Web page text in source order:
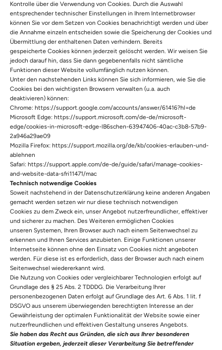
Kontrolle über die Verwendung von Cookies. Durch die Auswahl
entsprechender technischer Einstellungen in Ihrem Internetbrowser
können Sie vor dem Setzen von Cookies benachrichtigt werden und über
die Annahme einzeln entscheiden sowie die Speicherung der Cookies und
Übermittlung der enthaltenen Daten verhindern. Bereits
gespeicherte Cookies können jederzeit gelöscht werden. Wir weisen Sie
jedoch darauf hin, dass Sie dann gegebenenfalls nicht sämtliche
Funktionen dieser Website vollumfänglich nutzen können.
Unter den nachstehenden Links können Sie sich informieren, wie Sie die
Cookies bei den wichtigsten Browsern verwalten (u.a. auch
deaktivieren) können:
Chrome: https://support.google.com/accounts/answer/61416?hl=de
Microsoft Edge: https://support.microsoft.com/de-de/microsoft-
edge/cookies-in-microsoft-edge-lB6schen-63947406-40ac-c3b8-57b9-
2a946a29ae09
Mozilla Firefox: https://support.mozilla.org/de/kb/cookies-erlauben-und-
ablehnen
Safari: https://support.apple.com/de-de/guide/safari/manage-cookies-
and-website-data-sfri11471/mac
Technisch notwendige Cookies
Soweit nachstehend in der Datenschutzerklärung keine anderen Angaben
gemacht werden setzen wir nur diese technisch notwendigen
Cookies zu dem Zweck ein, unser Angebot nutzerfreundlicher, effektiver
und sicherer zu machen. Des Weiteren ermöglichen Cookies
unseren Systemen, Ihren Browser auch nach einem Seitenwechsel zu
erkennen und Ihnen Services anzubieten. Einige Funktionen unserer
Internetseite können ohne den Einsatz von Cookies nicht angeboten
werden. Für diese ist es erforderlich, dass der Browser auch nach einem
Seitenwechsel wiedererkannt wird.
Die Nutzung von Cookies oder vergleichbarer Technologien erfolgt auf
Grundlage des § 25 Abs. 2 TDDDG. Die Verarbeitung Ihrer
personenbezogenen Daten erfolgt auf Grundlage des Art. 6 Abs. 1 lit. f
DSGVO aus unserem überwiegenden berechtigten Interesse an der
Gewährleistung der optimalen Funktionalität der Website sowie einer
nutzerfreundlichen und effektiven Gestaltung unseres Angebots.
Sie haben das Recht aus Gründen, die sich aus Ihrer besonderen
Situation ergeben, jederzeit dieser Verarbeitung Sie betreffender